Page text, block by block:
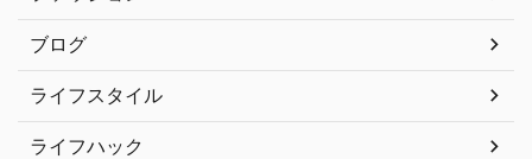
ブログ
ライフスタイル
ライフハック